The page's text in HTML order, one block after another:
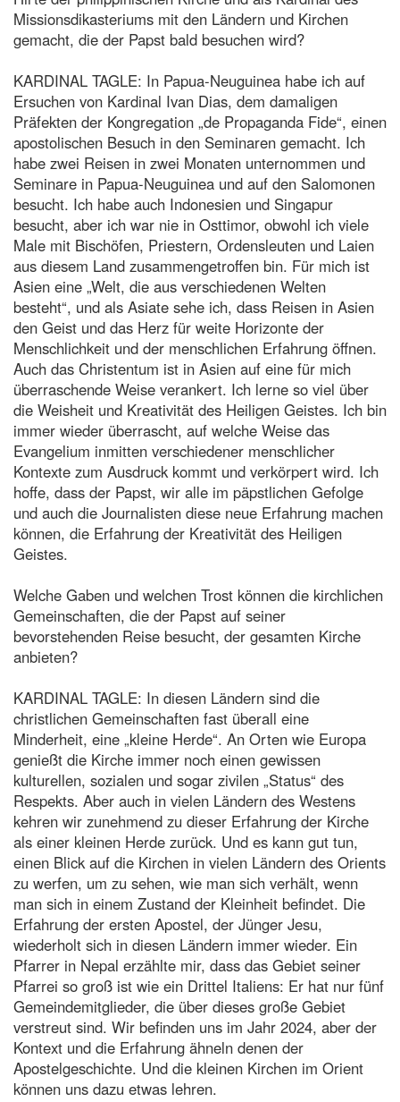
Missionsdikasteriums mit den Ländern und Kirchen
gemacht, die der Papst bald besuchen wird?
KARDINAL TAGLE: In Papua-Neuguinea habe ich auf
Ersuchen von Kardinal Ivan Dias, dem damaligen
Präfekten der Kongregation „de Propaganda Fide“, einen
apostolischen Besuch in den Seminaren gemacht. Ich
habe zwei Reisen in zwei Monaten unternommen und
Seminare in Papua-Neuguinea und auf den Salomonen
besucht. Ich habe auch Indonesien und Singapur
besucht, aber ich war nie in Osttimor, obwohl ich viele
Male mit Bischöfen, Priestern, Ordensleuten und Laien
aus diesem Land zusammengetroffen bin. Für mich ist
Asien eine „Welt, die aus verschiedenen Welten
besteht“, und als Asiate sehe ich, dass Reisen in Asien
den Geist und das Herz für weite Horizonte der
Menschlichkeit und der menschlichen Erfahrung öffnen.
Auch das Christentum ist in Asien auf eine für mich
überraschende Weise verankert. Ich lerne so viel über
die Weisheit und Kreativität des Heiligen Geistes. Ich bin
immer wieder überrascht, auf welche Weise das
Evangelium inmitten verschiedener menschlicher
Kontexte zum Ausdruck kommt und verkörpert wird. Ich
hoffe, dass der Papst, wir alle im päpstlichen Gefolge
und auch die Journalisten diese neue Erfahrung machen
können, die Erfahrung der Kreativität des Heiligen
Geistes.
Welche Gaben und welchen Trost können die kirchlichen
Gemeinschaften, die der Papst auf seiner
bevorstehenden Reise besucht, der gesamten Kirche
anbieten?
KARDINAL TAGLE: In diesen Ländern sind die
christlichen Gemeinschaften fast überall eine
Minderheit, eine „kleine Herde“. An Orten wie Europa
genießt die Kirche immer noch einen gewissen
kulturellen, sozialen und sogar zivilen „Status“ des
Respekts. Aber auch in vielen Ländern des Westens
kehren wir zunehmend zu dieser Erfahrung der Kirche
als einer kleinen Herde zurück. Und es kann gut tun,
einen Blick auf die Kirchen in vielen Ländern des Orients
zu werfen, um zu sehen, wie man sich verhält, wenn
man sich in einem Zustand der Kleinheit befindet. Die
Erfahrung der ersten Apostel, der Jünger Jesu,
wiederholt sich in diesen Ländern immer wieder. Ein
Pfarrer in Nepal erzählte mir, dass das Gebiet seiner
Pfarrei so groß ist wie ein Drittel Italiens: Er hat nur fünf
Gemeindemitglieder, die über dieses große Gebiet
verstreut sind. Wir befinden uns im Jahr 2024, aber der
Kontext und die Erfahrung ähneln denen der
Apostelgeschichte. Und die kleinen Kirchen im Orient
können uns dazu etwas lehren.